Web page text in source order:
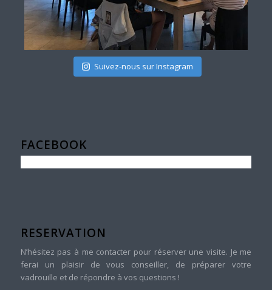
Suivez-nous sur Instagram
FACEBOOK
RESERVATION
N’hésitez pas à me contacter pour réserver une visite. Je me
ferai un plaisir de vous conseiller, de préparer votre
vadrouille et de répondre à vos questions !